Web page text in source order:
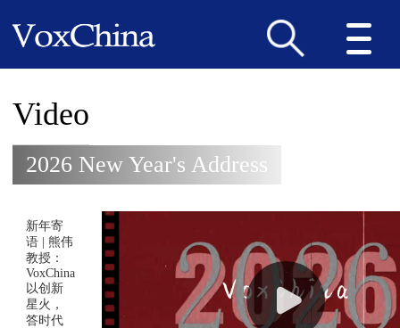
Video
2026 New Year's Address
新年寄
语 | 熊伟
教授：
VoxChina
以创新
星火，
答时代